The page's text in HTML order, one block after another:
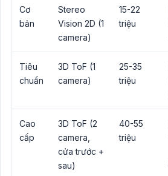
Cơ
bản
Stereo
Vision 2D (1
camera)
15-22
triệu
Tiêu
chuẩn
3D ToF (1
camera)
25-35
triệu
Cao
cấp
3D ToF (2
camera,
cửa trước +
sau)
40-55
triệu